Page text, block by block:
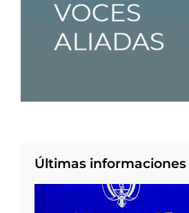
Últimas informaciones